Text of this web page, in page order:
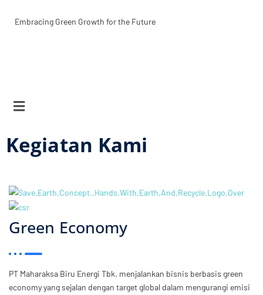
Embracing Green Growth for the Future
Menu
Kegiatan Kami
Green Economy
PT Maharaksa Biru Energi Tbk. menjalankan bisnis berbasis green
economy yang sejalan dengan target global dalam mengurangi emisi